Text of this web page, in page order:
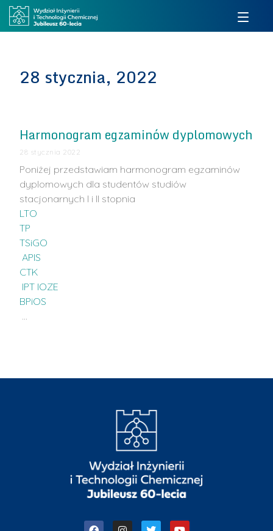
28 stycznia, 2022
Harmonogram egzaminów dyplomowych
28 stycznia 2022
Poniżej przedstawiam harmonogram egzaminów
dyplomowych dla studentów studiów
stacjonarnych I i II stopnia
LTO
TP
TSiGO
APIS
CTK
IPT IOZE
BPiOS
…